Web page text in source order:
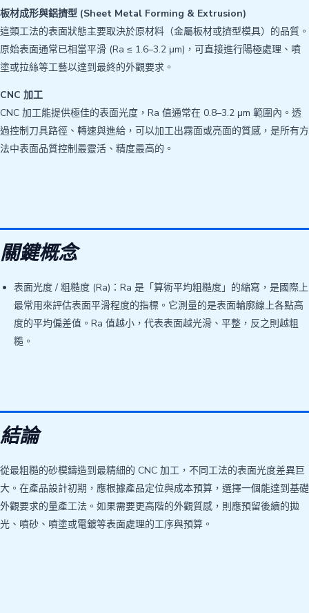
板材成形與鋁擠型 (Sheet Metal Forming & Extrusion)
這類工法的表面狀態主要取決於原材料（金屬板材或擠型模具）的品質。
原始表面通常已相當平滑 (Ra ≤ 1.6–3.2 μm)，可直接進行陽極處理、噴
塗或拉絲等工藝以達到最終的外觀要求。
CNC 加工
CNC 加工能提供極佳的表面光度，Ra 值通常在 0.8–3.2 μm 範圍內。透
過控制刀具路徑、轉速與進給，可以加工出霧面或亮面的質感，是所有方
法中表面品質控制最靈活、精度最高的。
關鍵概念
表面光度 / 粗糙度 (Ra)：Ra 是「算術平均粗糙度」的縮寫，是國際上
最常用來評估表面平滑程度的指標。它測量的是表面輪廓線上各點高
度的平均偏差值。Ra 值越小，代表表面越光滑、平整，反之則越粗
糙。
結論
從最粗糙的砂模鑄造到最精細的 CNC 加工，不同工法的表面光度差異巨
大。在產品設計初期，應根據產品定位與成本預算，選擇一個能達到基礎
外觀要求的量產工法。如果需要更高階的外觀質感，則應預留後續的拋
光、噴砂、噴塗或電鍍等表面處理的工序與預算。